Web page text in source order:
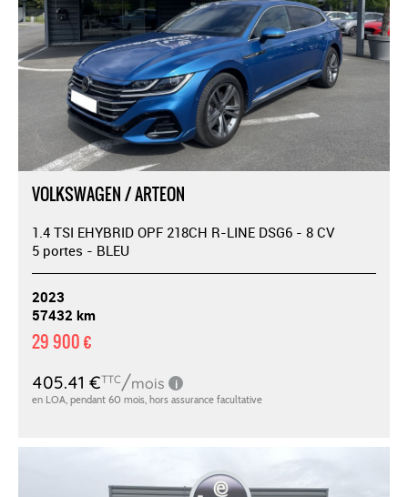
VOLKSWAGEN / ARTEON
1.4 TSI EHYBRID OPF 218CH R-LINE DSG6 - 8 CV
5 portes - BLEU
2023
57432 km
29 900 €